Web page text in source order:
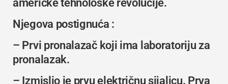
američke tehnološke revolucije.
Njegova postignuća :
– Prvi pronalazač koji ima laboratoriju za
pronalazak.
– Izmislio je prvu električnu sijalicu. Prva